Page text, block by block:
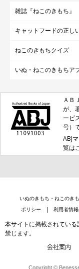
雑誌『ねこのきもち』
キャットフードの正し
ねこのきもちクイズ
いぬ・ねこのきもちア
ＡＢ
が、
ービ
号）
ABJ
覧は
いぬのきもち・ねこのき
ポリシー
利用者情
本サイトに掲載されてい
禁じます。
会社案内
Copyright ©